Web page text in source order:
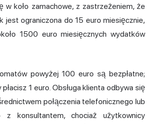
w koło zamachowe, z zastrzeżeniem, że
jest ograniczona do 15 euro miesięcznie,
1500 euro miesięcznych wydatków
powyżej 100 euro są bezpłatne;
1 euro. Obsługa klienta odbywa się
połączenia telefonicznego lub
konsultantem, chociaż użytkownicy